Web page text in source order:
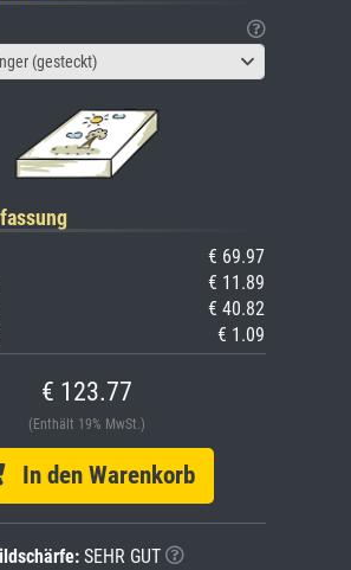
(gesteckt)
€ 69.97
€ 11.89
€ 40.82
€ 1.09
€ 123.77
(Enthält 19% MwSt.)
In den Warenkorb
SEHR GUT